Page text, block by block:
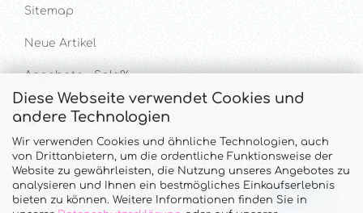
Diese Webseite verwendet Cookies und
andere Technologien
Wir verwenden Cookies und ähnliche Technologien, auch
von Drittanbietern, um die ordentliche Funktionsweise der
Website zu gewährleisten, die Nutzung unseres Angebotes zu
analysieren und Ihnen ein bestmögliches Einkaufserlebnis
bieten zu können. Weitere Informationen finden Sie in
Sitemap
Neue Artikel
Angebote - Sale%
Hilfe & Kontakt
UNTERSTÜTZUNG UND BERATUNG UNTER
Tel. & WhatsApp: 034328 340688
Mo - Do.: 10:00 - 16:00 Uhr und Fr.: 9:00 - 13:00 Uhr